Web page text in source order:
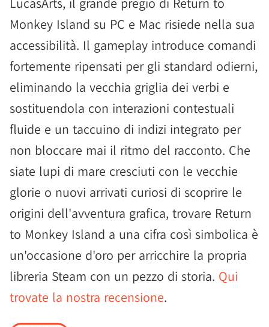
Monkey Island su PC e Mac risiede nella sua
accessibilità. Il gameplay introduce comandi
fortemente ripensati per gli standard odierni,
eliminando la vecchia griglia dei verbi e
sostituendola con interazioni contestuali
fluide e un taccuino di indizi integrato per
non bloccare mai il ritmo del racconto. Che
siate lupi di mare cresciuti con le vecchie
glorie o nuovi arrivati curiosi di scoprire le
origini dell'avventura grafica, trovare Return
to Monkey Island a una cifra così simbolica è
un'occasione d'oro per arricchire la propria
libreria Steam con un pezzo di storia. Qui
trovate la nostra recensione.